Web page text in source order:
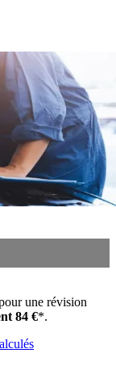
une révision
84 €*.